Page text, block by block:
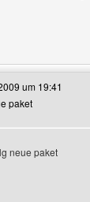
dieses
um 19:41
paket
neue paket